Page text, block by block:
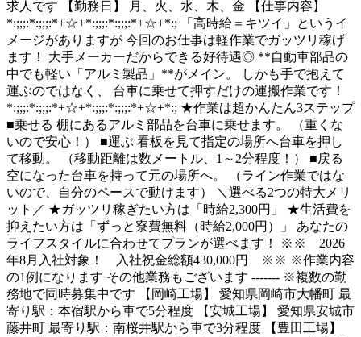
求人です 【勤務日】 月、火、水、木、金 【仕事内容】
*:;;;:*:;;;:*+☆+*:;;;:*:;;;:*+☆+*:; 「高時給＝キツイ」というイ
メージがありますが 今回のお仕事は軽作業でガッツリ稼げ
ます！ 大手メーカーだからできる好待遇◎ **自動車部品の
中でも軽い「アルミ製品」**がメイン。 しかも手で抱えて
運ぶのではなく、 台車に乗せて押すだけの運搬作業です！
*:;;;:*:;;;:*+☆+*:;;;:*:;;;:*+☆+*:; ★作業は超かんたん3ステップ
■乗せる 棚にあるアルミ部品を台車に乗せます。 （重くな
いので安心！） ■運ぶ 看板を見て指定の場所へ台車を押し
て移動。 （移動距離は数メートル、1～2分程度！） ■戻る
空になった台車を持って元の場所へ。 （ライン作業ではな
いので、自分のペースで動けます） ＼選べる2つの特大メリ
ット／ ★ガッツリ稼ぎたい方は「時給2,300円」 ★生活費を
抑えたい方は「ずっと寮費無料（時給2,000円）」 あなたの
ライフスタイルに合わせてプランが選べます！ ※※ 2026
年8月入社対象！ 入社祝金総額430,000円 ※※ ※作業内容
の1例になります その他業務もございます ------- ※複数の勤
務地で同時募集中です 【岡崎工場】 愛知県岡崎市大幡町 最
寄り駅：本宿駅から車で5分程度 【安城工場】 愛知県安城市
藤井町 最寄り駅：南桜井駅から車で3分程度 【豊田工場】